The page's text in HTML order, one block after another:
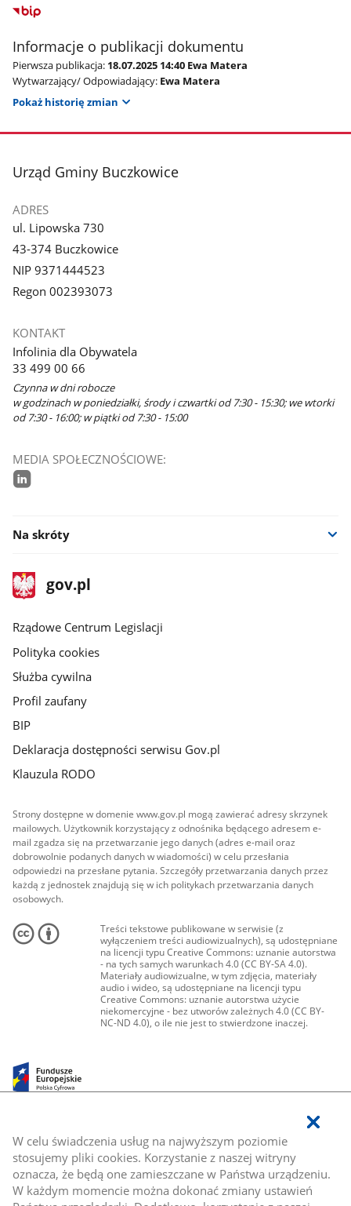
W celu świadczenia usług na najwyższym poziomie
stosujemy pliki cookies. Korzystanie z naszej witryny
oznacza, że będą one zamieszczane w Państwa urządzeniu.
W każdym momencie można dokonać zmiany ustawień
Informacje o publikacji dokumentu
Pierwsza publikacja: 18.07.2025 14:40 Ewa Matera
Wytwarzający/ Odpowiadający: Ewa Matera
Pokaż historię zmian
stopka
Urząd Gminy Buczkowice
ADRES
ul. Lipowska 730
43-374 Buczkowice
NIP 9371444523
Regon 002393073
KONTAKT
Infolinia dla Obywatela
33 499 00 66
Czynna w dni robocze
w godzinach w poniedziałki, środy i czwartki od 7:30 - 15:30; we wtorki
od 7:30 - 16:00; w piątki od 7:30 - 15:00
MEDIA SPOŁECZNOŚCIOWE:
Na skróty
stopka
gov.plStrona
gov.pl
Rządowe Centrum Legislacji
Polityka cookies
Służba cywilna
Profil zaufany
BIP
Deklaracja dostępności serwisu Gov.pl
Klauzula RODO
Strony dostępne w domenie www.gov.pl mogą zawierać adresy skrzynek
mailowych. Użytkownik korzystający z odnośnika będącego adresem e-
mail zgadza się na przetwarzanie jego danych (adres e-mail oraz
dobrowolnie podanych danych w wiadomości) w celu przesłania
odpowiedzi na przesłane pytania. Szczegóły przetwarzania danych przez
każdą z jednostek znajdują się w ich politykach przetwarzania danych
osobowych.
Treści tekstowe publikowane w serwisie (z
wyłączeniem treści audiowizualnych), są udostępniane
na licencji typu Creative Commons: uznanie autorstwa
- na tych samych warunkach 4.0 (CC BY-SA 4.0).
Materiały audiowizualne, w tym zdjęcia, materiały
audio i wideo, są udostępniane na licencji typu
Creative Commons: uznanie autorstwa użycie
niekomercyjne - bez utworów zależnych 4.0 (CC BY-
NC-ND 4.0), o ile nie jest to stwierdzone inaczej.